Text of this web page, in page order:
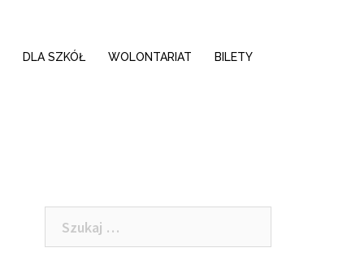
DLA SZKÓŁ WOLONTARIAT BILETY
Szukaj: